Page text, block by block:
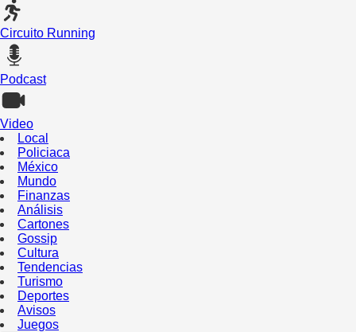
Circuito Running
Podcast
Video
Local
Policiaca
México
Mundo
Finanzas
Análisis
Cartones
Gossip
Cultura
Tendencias
Turismo
Deportes
Avisos
Juegos